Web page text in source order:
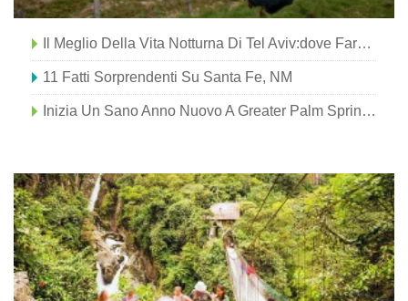
Il Meglio Della Vita Notturna Di Tel Aviv:dove Fare Festa In Israele
11 Fatti Sorprendenti Su Santa Fe, NM
Inizia Un Sano Anno Nuovo A Greater Palm Springs